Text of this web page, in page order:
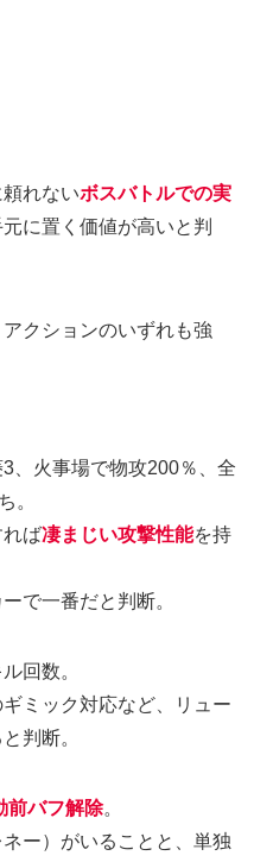
れないボスバトルでの実
に置く価値が高いと判
アクションのいずれも強
、火事場で物攻200％、全
。
れば凄まじい攻撃性能を持
で一番だと判断。
回数。
ミック対応など、リュー
判断。
前バフ解除。
ー）がいることと、単独